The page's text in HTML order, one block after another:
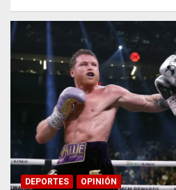
DEPORTES OPINIÓN